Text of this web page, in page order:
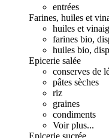
entrées
Farines, huiles et
huiles et
farines bio,
huiles bio,
Epicerie salée
conserves de
pâtes sèches
riz
graines
condiments
Voir plus...
Epicerie sucrée